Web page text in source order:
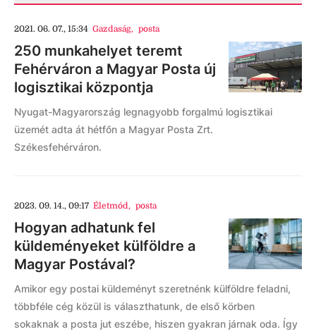
2021. 06. 07., 15:34 Gazdaság, posta
250 munkahelyet teremt
Fehérváron a Magyar Posta új
logisztikai központja
Nyugat-Magyarország legnagyobb forgalmú logisztikai
üzemét adta át hétfőn a Magyar Posta Zrt.
Székesfehérváron.
2023. 09. 14., 09:17 Életmód, posta
Hogyan adhatunk fel
küldeményeket külföldre a
Magyar Postával?
Amikor egy postai küldeményt szeretnénk külföldre feladni,
többféle cég közül is választhatunk, de első körben
sokaknak a posta jut eszébe, hiszen gyakran járnak oda. Így